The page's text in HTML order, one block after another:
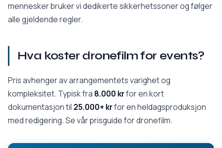
mennesker bruker vi dedikerte sikkerhetssoner og følger
alle gjeldende regler.
Hva koster dronefilm for events?
Pris avhenger av arrangementets varighet og
kompleksitet. Typisk fra 8.000 krfor en kort
dokumentasjon til 25.000+ krfor en heldagsproduksjon
med redigering. Se vårprisguide for dronefilm.